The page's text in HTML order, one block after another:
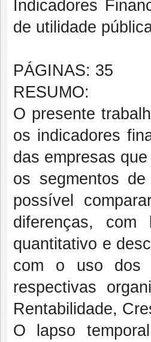
Indicadores
de utilidade
PÁGINAS: 35
RESUMO:
O presente
os indicadores
das empresas
os segmentos
possível
diferenças, com
quantitativo e
com o uso dos
respectivas
Rentabilidade,
O lapso